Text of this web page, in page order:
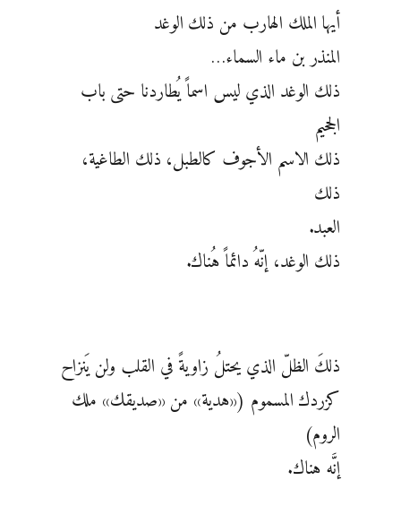
أيها الملك الهارب من ذلك الوغد
المنذر بن ماء السماء…
ذلك الوغد الذي ليس اسماً يُطاردنا حتى باب
الجحيم
ذلك الاسم الأجوف كالطبل، ذلك الطاغية،
ذلك
العبد.
ذلك الوغد، إنّهُ دائماً هُناك.
ذلكَ الظلّ الذي يحتلُ زاويةً في القلب ولن يَنزاح
كزردك المسموم («هدية» من «صديقك» ملك
الروم)
إنَّه هناك.